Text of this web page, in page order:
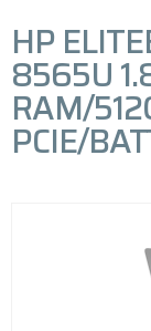
HP
8565U
RAM/
PCIE/